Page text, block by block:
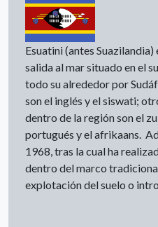
Esuatini (antes Suazilandia)
salida al mar situado en el
todo su alrededor por
son el inglés y el siswati;
dentro de la región son el
portugués y el afrikaans.
1968, tras la cual ha
dentro del marco
explotación del suelo o